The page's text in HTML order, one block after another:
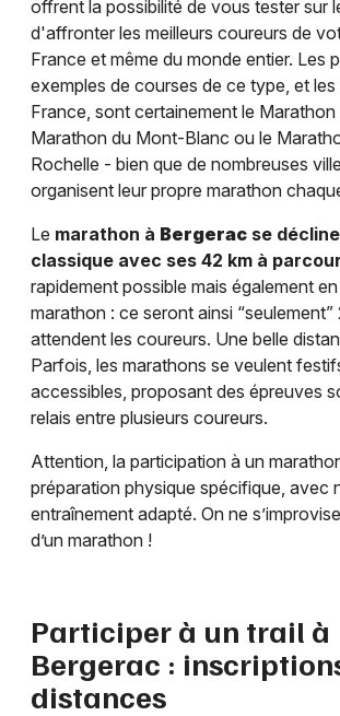
offrent la possibilité de vous tester sur
d'affronter les meilleurs coureurs de
France et même du monde entier. Les
exemples de courses de ce type, et
France, sont certainement le Marathon
Marathon du Mont-Blanc ou le
Rochelle - bien que de nombreuses
organisent leur propre marathon
Le marathon à Bergerac se
classique avec ses 42 km à
rapidement possible mais également
marathon : ce seront ainsi “seulement”
attendent les coureurs. Une belle
Parfois, les marathons se veulent
accessibles, proposant des épreuves
relais entre plusieurs coureurs.
Attention, la participation à un
préparation physique spécifique, avec
entraînement adapté. On ne
d’un marathon !
Participer à un trail à
Bergerac :
distances